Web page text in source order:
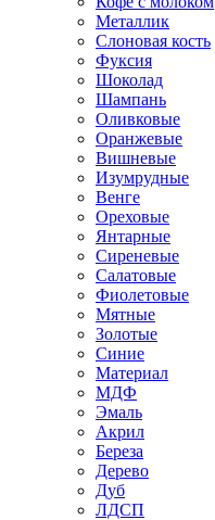
Металлик
Слоновая кость
Фуксия
Шоколад
Шампань
Оливковые
Оранжевые
Вишневые
Изумрудные
Венге
Ореховые
Янтарные
Сиреневые
Салатовые
Фиолетовые
Мятные
Золотые
Синие
Материал
МДФ
Эмаль
Акрил
Береза
Дерево
Дуб
ЛДСП